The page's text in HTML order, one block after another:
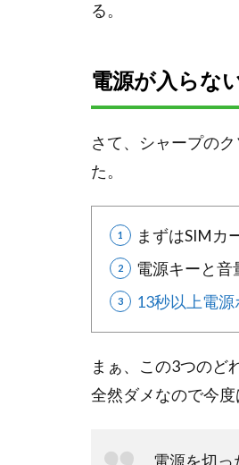
る。
電源が入らな
さて、シャープの
た。
まずはSIMカ
電源キーと
13秒以上電
まぁ、この3つのど
全然ダメなので今度
電源を切